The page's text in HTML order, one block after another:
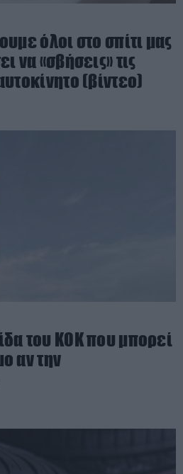
όλοι στο σπίτι μας
να «σβήσεις» τις
(βίντεο)
του ΚΟΚ που μπορεί
αν την